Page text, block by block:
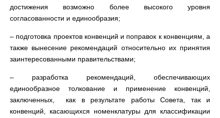
достижения возможно более высокого уровня
согласованности и единообразия;
– подготовка проектов конвенций и поправок к конвенциям, а
также вынесение рекомендаций относительно их принятия
заинтересованными правительствами;
– разработка рекомендаций, обеспечивающих
единообразное толкование и применение конвенций,
заключенных, как в результате работы Совета, так и
конвенций, касающихся номенклатуры для классификации